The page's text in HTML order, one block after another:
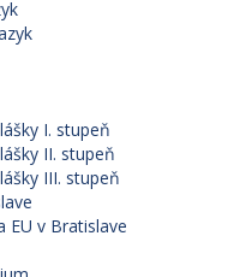
I. stupeň
II. stupeň
III. stupeň
EU v Bratislave